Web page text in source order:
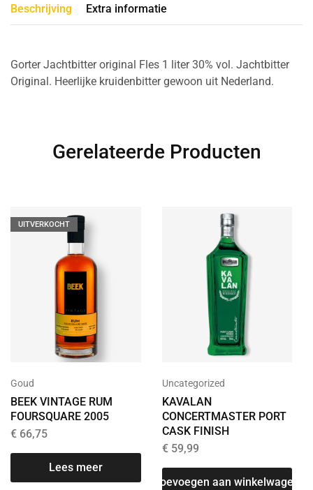
Beschrijving Extra informatie
Gorter Jachtbitter original Fles 1 liter 30% vol. Jachtbitter
Original. Heerlijke kruidenbitter gewoon uit Nederland.
Gerelateerde Producten
UITVERKOCHT
Goud
BEEK VINTAGE RUM
FOURSQUARE 2005
€ 66,75
Lees meer
Uncategorized
KAVALAN
CONCERTMASTER PORT
CASK FINISH
€59,99
Toevoegen aan winkelwagen